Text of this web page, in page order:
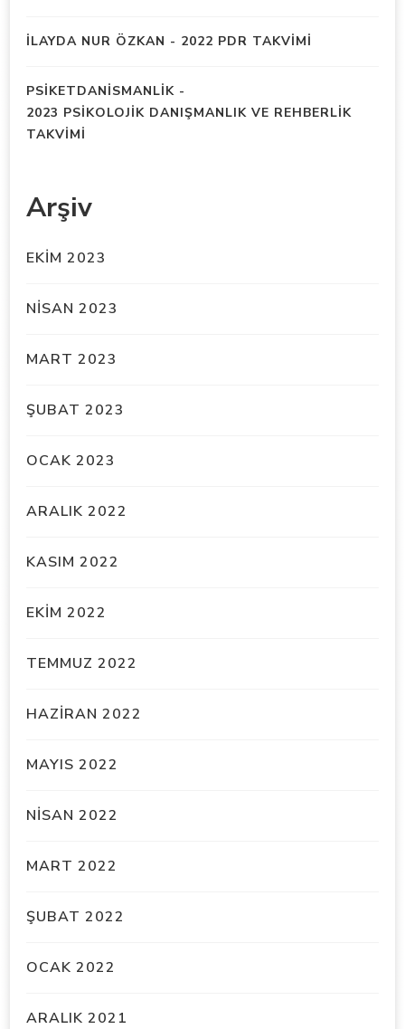
İLAYDA NUR ÖZKAN - 2022 PDR TAKVİMİ
PSIKETDANISMANLIK -
2023 PSİKOLOJİK DANIŞMANLIK VE REHBERLİK
TAKVİMİ
Arşiv
EKIM 2023
NISAN 2023
MART 2023
ŞUBAT 2023
OCAK 2023
ARALIK 2022
KASIM 2022
EKIM 2022
TEMMUZ 2022
HAZIRAN 2022
MAYIS 2022
NISAN 2022
MART 2022
ŞUBAT 2022
OCAK 2022
ARALIK 2021